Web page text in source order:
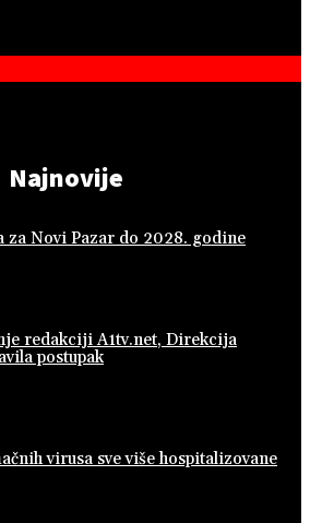
Najnovije
za Novi Pazar do 2028. godine
redakciji A1tv.net, Direkcija
postupak
virusa sve više hospitalizovane